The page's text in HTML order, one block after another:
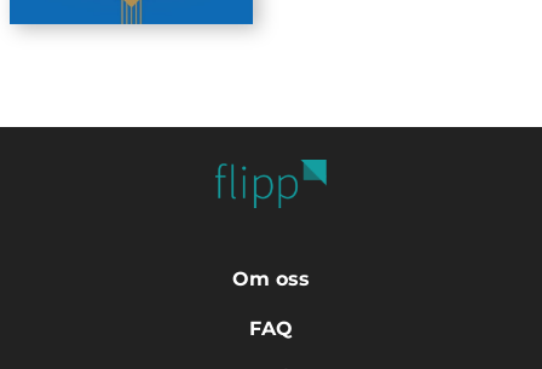
Om oss
FAQ